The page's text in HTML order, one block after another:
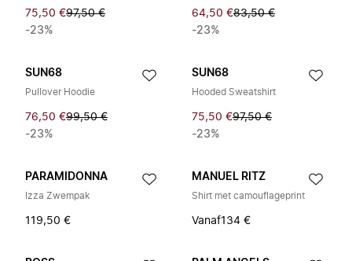
75,50 €97,50 €
-23%
64,50 €83,50 €
-23%
SUN68
Pullover Hoodie
76,50 €99,50 €
-23%
SUN68
Hooded Sweatshirt
75,50 €97,50 €
-23%
PARAMIDONNA
Izza Zwempak
119,50 €
MANUEL RITZ
Shirt met camouflageprint
Vanaf134 €